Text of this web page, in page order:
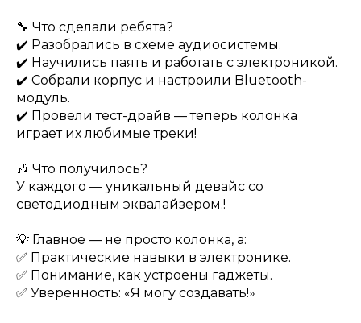
🔧 Что сделали ребята?
✔️ Разобрались в схеме аудиосистемы.
✔️ Научились паять и работать с электроникой.
✔️ Собрали корпус и настроили Bluetooth-
модуль.
✔️ Провели тест-драйв — теперь колонка
играет их любимые треки!
🎶 Что получилось?
У каждого — уникальный девайс со
светодиодным эквалайзером.!
💡 Главное — не просто колонка, а:
✅ Практические навыки в электронике.
✅ Понимание, как устроены гаджеты.
✅ Уверенность: «Я могу создавать!»